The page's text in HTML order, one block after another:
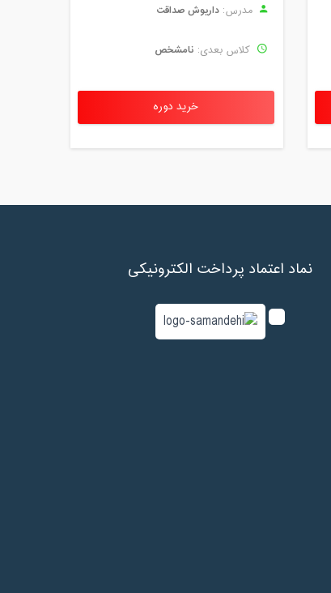
مدرس: داریوش صداقت
کلاس بعدی: نامشخص
خرید دوره
نماد اعتماد پرداخت الکترونیکی